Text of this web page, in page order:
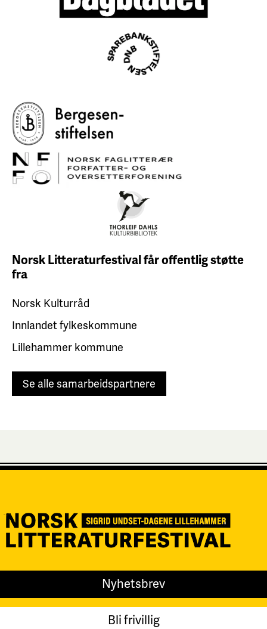
Norsk Litteraturfestival fåroffentlig støtte
fra
Norsk Kulturråd
Innlandet fylkeskommune
Lillehammer kommune
Se alle samarbeidspartnere
Nyhetsbrev
Bli frivillig